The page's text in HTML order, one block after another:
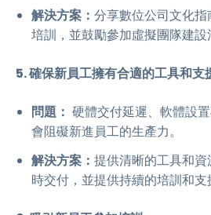
解決方案： 分享數位公司文化
培訓，並鼓勵參加虛擬團隊建設
5. 確保新員工擁有合適的工具和支
問題： 硬體交付延遲、軟體設
會阻礙新進員工的生產力。
解決方案： 提供清晰的工具和
時交付，並提供持續的培訓和支